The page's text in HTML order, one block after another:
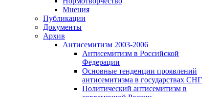
Мнения
Публикации
Документы
Архив
Антисемитизм 2003-2006
Антисемитизм в Российской
Федерации
Основные тенденции проявлений
антисемитизма в государствах СНГ
Политический антисемитизм в